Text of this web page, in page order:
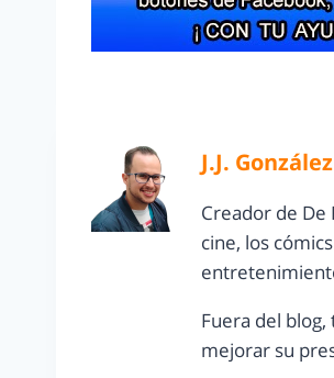
J.J.
Creador de De
cine, los
Fuera del
mejorar su